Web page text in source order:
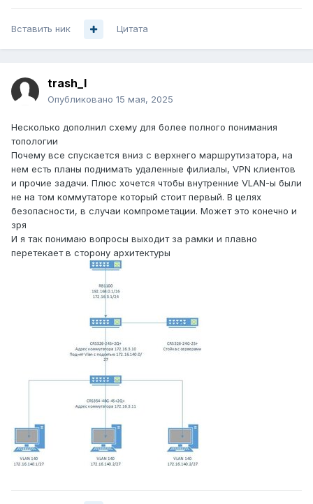
Вставить ник Цитата
trash_l
Опубликовано 15 мая, 2025
Несколько дополнил схему для более полного понимания
топологии
Почему все спускается вниз с верхнего маршрутизатора, на
нем есть планы поднимать удаленные филиалы, VPN клиентов
и прочие задачи. Плюс хочется чтобы внутренние VLAN-ы были
не на том коммутаторе который стоит первый. В целях
безопасности, в случаи компрометации. Может это конечно и
зря
И я так понимаю вопросы выходит за рамки и плавно
перетекает в сторону архитектуры